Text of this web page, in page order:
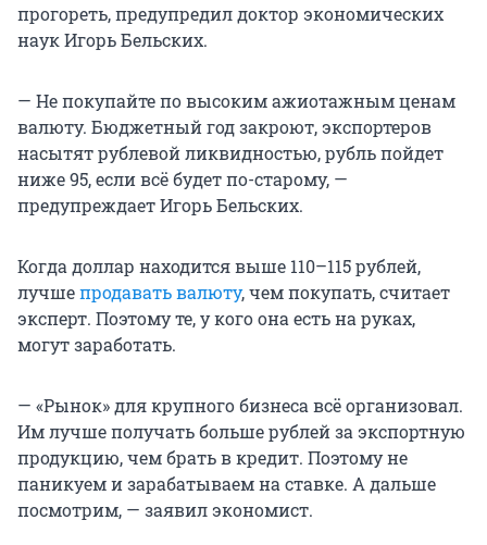
прогореть, предупредил доктор экономических
наук Игорь Бельских.
— Не покупайте по высоким ажиотажным ценам
валюту. Бюджетный год закроют, экспортеров
насытят рублевой ликвидностью, рубль пойдет
ниже 95, если всё будет по-старому, —
предупреждает Игорь Бельских.
Когда доллар находится выше 110–115 рублей,
лучшепродавать валюту, чем покупать, считает
эксперт. Поэтому те, у кого она есть на руках,
могут заработать.
— «Рынок» для крупного бизнеса всё организовал.
Им лучше получать больше рублей за экспортную
продукцию, чем брать в кредит. Поэтому не
паникуем и зарабатываем на ставке. А дальше
посмотрим, — заявил экономист.